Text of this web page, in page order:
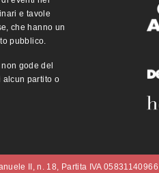
e tavole
che hanno un
pubblico.
gode del
alcun partito o
II, n. 18, Partita IVA 05831140966 |